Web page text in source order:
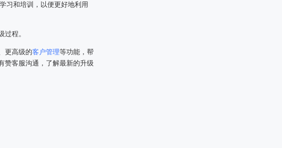
习和培训，以便更好地利用
程。
更高级的客户管理等功能，帮
赞客服沟通，了解最新的升级